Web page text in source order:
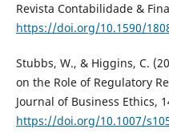
Revista Contabilidade &
https://doi.org/10.1590/
Stubbs, W., & Higgins, C.
on the Role of Regulatory
Journal of Business Ethics,
https://doi.org/10.1007/